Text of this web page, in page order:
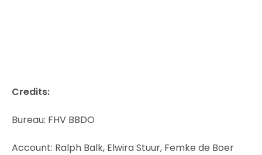
Credits:
Bureau: FHV BBDO
Account: Ralph Balk, Elwira Stuur, Femke de Boer